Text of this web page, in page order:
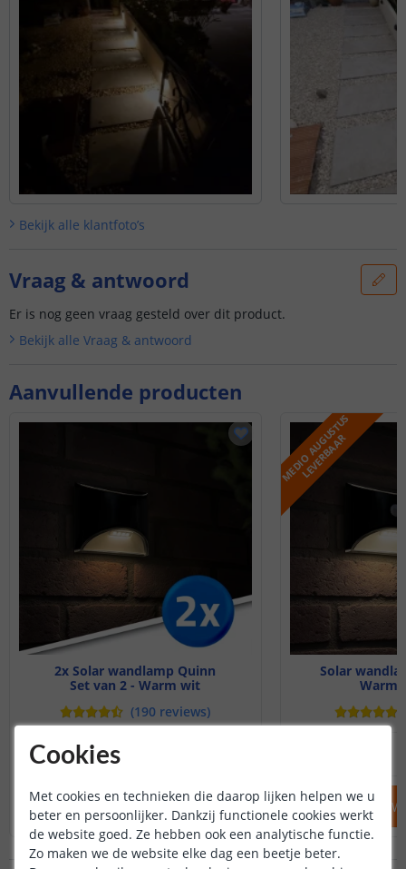
Aanvullende producten
2x Solar wandlamp Quinn
Set van 2 - Warm wit
(190 reviews)
OP VOORRAAD
IN WINKELWAGEN
M
E
D
I
O
A
U
G
U
S
T
U
S
L
E
V
E
R
B
A
A
R
Solar
Warm
IN
Bekijk alle klantfoto’s
Vraag & antwoord
Er is nog geen vraag gesteld over dit product.
Bekijk alle Vraag & antwoord
Cookies
Met cookies en technieken die daarop lijken helpen we u
beter en persoonlijker. Dankzij functionele cookies werkt
de website goed. Ze hebben ook een analytische functie.
Zo maken we de website elke dag een beetje beter.